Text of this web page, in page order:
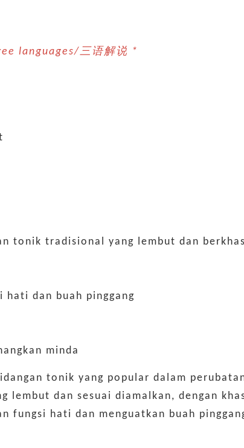
languages/三语解说 *
tonik tradisional yang lembut dan
hati dan buah pinggang
minda
tonik yang popular dalam
lembut dan sesuai diamalkan, dengan
fungsi hati dan menguatkan buah